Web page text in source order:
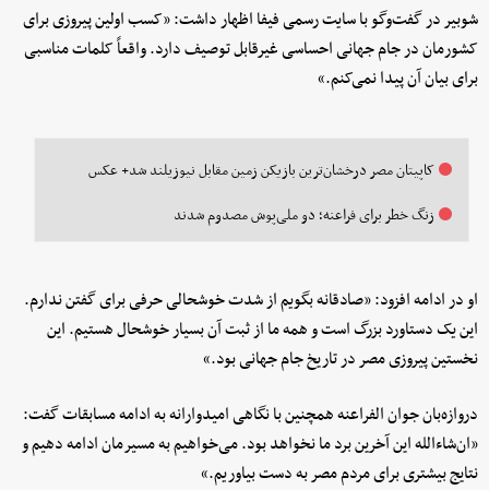
شوبیر در گفت‌وگو با سایت رسمی فیفا اظهار داشت: «کسب اولین پیروزی برای
کشورمان در جام جهانی احساسی غیرقابل توصیف دارد. واقعاً کلمات مناسبی
برای بیان آن پیدا نمی‌کنم.»
کاپیتان مصر درخشان‌ترین بازیکن زمین مقابل نیوزیلند شد+ عکس
زنگ خطر برای فراعنه؛ دو ملی‌پوش مصدوم شدند
او در ادامه افزود: «صادقانه بگویم از شدت خوشحالی حرفی برای گفتن ندارم.
این یک دستاورد بزرگ است و همه ما از ثبت آن بسیار خوشحال هستیم. این
نخستین پیروزی مصر در تاریخ جام جهانی بود.»
دروازه‌بان جوان الفراعنه همچنین با نگاهی امیدوارانه به ادامه مسابقات گفت:
«ان‌شاءالله این آخرین برد ما نخواهد بود. می‌خواهیم به مسیرمان ادامه دهیم و
نتایج بیشتری برای مردم مصر به دست بیاوریم.»